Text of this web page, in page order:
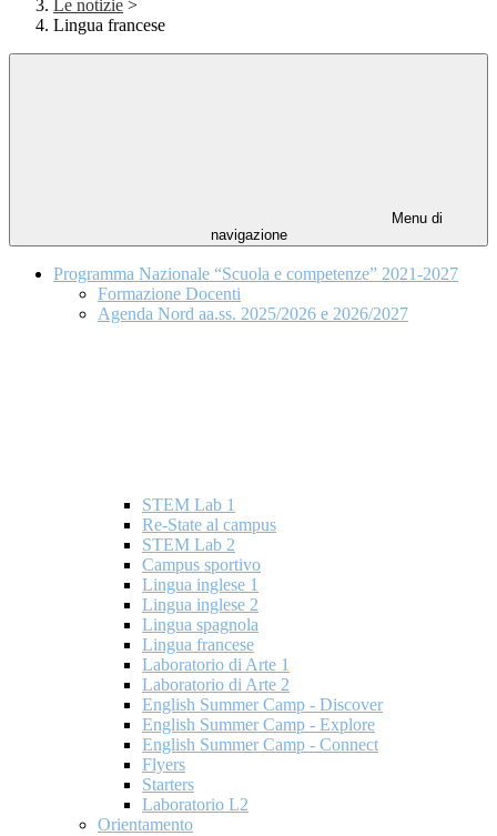
Le notizie >
Lingua francese
Menu di
navigazione
Programma Nazionale “Scuola e competenze” 2021-2027
Formazione Docenti
Agenda Nord aa.ss. 2025/2026 e 2026/2027
STEM Lab 1
Re-State al campus
STEM Lab 2
Campus sportivo
Lingua inglese 1
Lingua inglese 2
Lingua spagnola
Lingua francese
Laboratorio di Arte 1
Laboratorio di Arte 2
English Summer Camp - Discover
English Summer Camp - Explore
English Summer Camp - Connect
Flyers
Starters
Laboratorio L2
Orientamento